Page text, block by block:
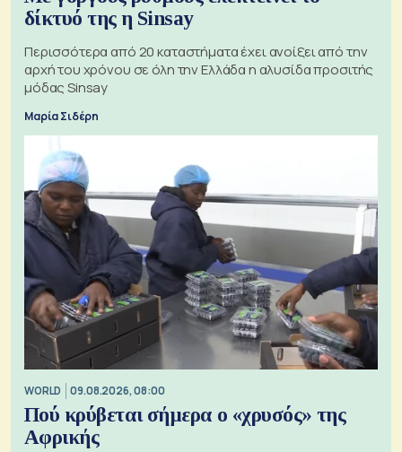
δίκτυό της η Sinsay
Περισσότερα από 20 καταστήματα έχει ανοίξει από την
αρχή του χρόνου σε όλη την Ελλάδα η αλυσίδα προσιτής
μόδας Sinsay
Μαρία Σιδέρη
WORLD 09.08.2026, 08:00
Πού κρύβεται σήμερα ο «χρυσός» της
Αφρικής